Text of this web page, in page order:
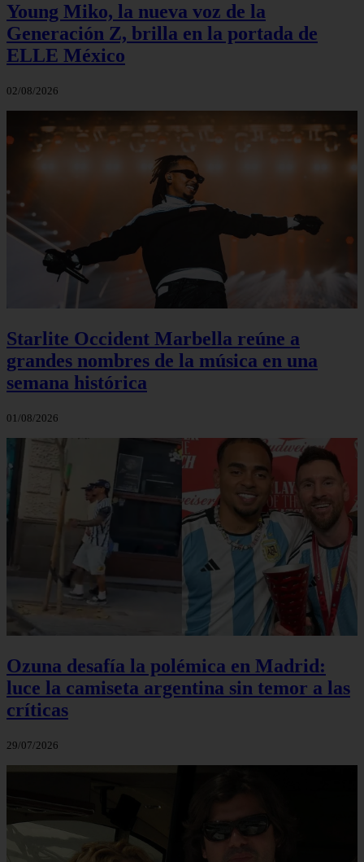
Young Miko, la nueva voz de la
Generación Z, brilla en la portada de
ELLE México
02/08/2026
Starlite Occident Marbella reúne a
grandes nombres de la música en una
semana histórica
01/08/2026
Ozuna desafía la polémica en Madrid:
luce la camiseta argentina sin temor a las
críticas
29/07/2026